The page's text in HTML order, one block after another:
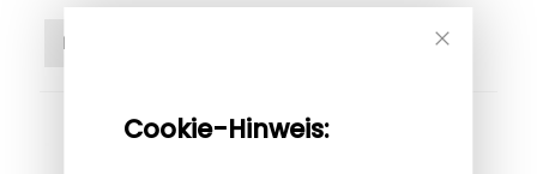
Cookie-Hinweis:
In den Warenkorb In den Warenkorb